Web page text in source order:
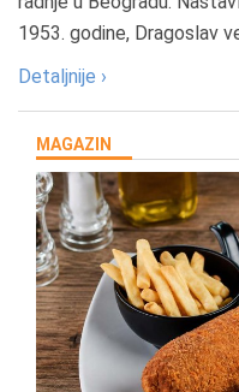
1953. godine, Dragoslav
Detaljnije ›
MAGAZIN